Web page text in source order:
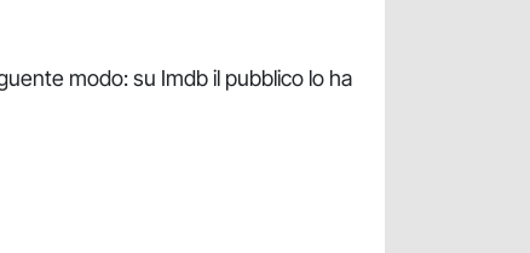
modo: su Imdb il pubblico lo ha